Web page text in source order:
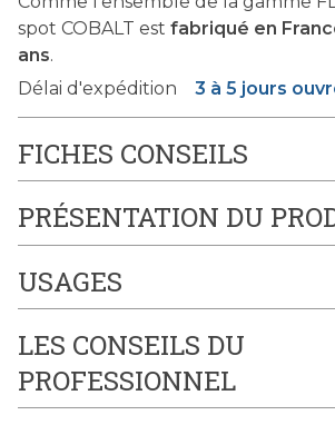
spot COBALT est fabriqué en
ans.
Délai d'expédition
3 à 5 jours
FICHES CONSEILS
PRÉSENTATION DU
USAGES
LES CONSEILS DU
PROFESSIONNEL